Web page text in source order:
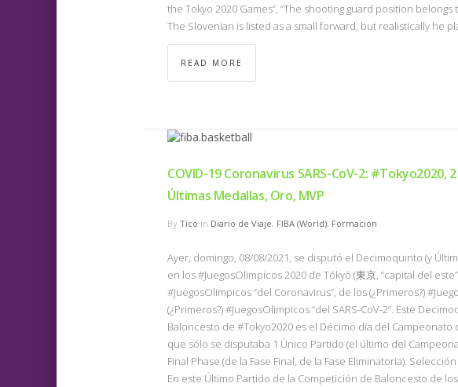
the Tokyo 2020 Games”, “The shooting guard position belongs
The Slovenian is listed as a small forward, but realistically he
READ MORE
COVID-19 Coronavirus SARS-CoV-2: #Tokyo2020, 2
Últimas Medallas, Oro, MVP
By Tico in Diario de Viaje, FIBA (World), Formación
Ayer, domingo, 08/08/2021, se disputó el Decimoquinto (y
en los #JuegosOlimpicos 2020 de Tōkyō (東京, “capital del
#JuegosOlimpicos “del Coronavirus”, de los (¿Primeros?)
(¿Primeros?) #JuegosOlimpicos “del SARS-CoV-2”. Este
Baloncesto de #Tokyo2020 es el Décimo día del
que sólo se disputaba 1 Único Partido (el último del
Final Phase (de la Fase Final, de la Fase Eliminatoria).
En este Último Partido de la Competición de Baloncesto de